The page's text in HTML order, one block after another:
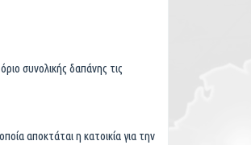
συνολικής δαπάνης τις
αποκτάται η κατοικία για την